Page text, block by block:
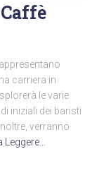
carriera in
le varie
iniziali dei baristi
verranno